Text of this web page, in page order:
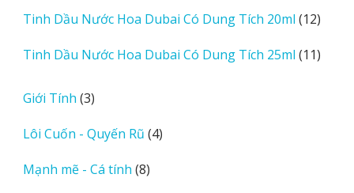
phẩm
Tinh Dầu Nước Hoa Dubai Có Dung Tích 20ml 1212
phẩm
Tinh Dầu Nước Hoa Dubai Có Dung Tích 25ml 1111
Giới Tính 33
phẩm
Lôi Cuốn - Quyến Rũ 44
Mạnh mẽ - Cá tính 88